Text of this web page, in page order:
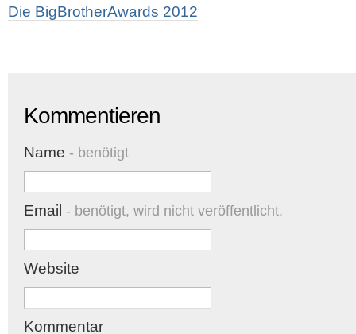
Die BigBrotherAwards 2012
Kommentieren
Name - benötigt
Email - benötigt, wird nicht veröffentlicht.
Website
Kommentar